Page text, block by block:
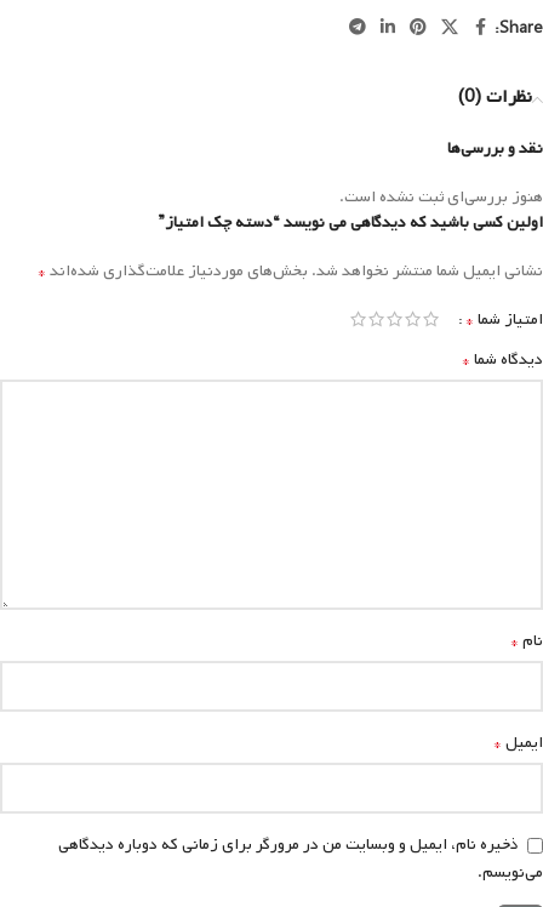
Share:
نظرات (0)
نقد و بررسی‌ها
هنوز بررسی‌ای ثبت نشده است.
اولین کسی باشید که دیدگاهی می نویسد “دسته چک امتیاز”
نشانی ایمیل شما منتشر نخواهد شد. بخش‌های موردنیاز علامت‌گذاری شده‌اند*
امتیاز شما*
دیدگاه شما*
نام*
ایمیل*
ذخیره نام، ایمیل و وبسایت من در مرورگر برای زمانی که دوباره دیدگاهی
می‌نویسم.